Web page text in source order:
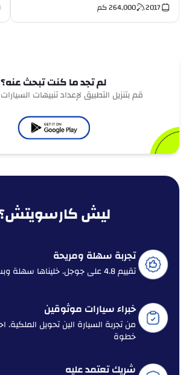
2017
264,000كم
لم تجد ما كنت تبحث عنه؟
قم بتنزيل التطبيق لإعداد تنبيهات
ليش
تجربة سهلة ومريحة
تقييم 4.8 على جوجل. خليناها سهلة وبسيطة!
خبراء سيارات موثوقين
من تجربة السيارة الين تحويل
خطوة
شريك تعتمد عليه